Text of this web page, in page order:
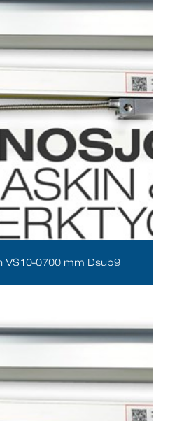
VS10-0700 mm Dsub9